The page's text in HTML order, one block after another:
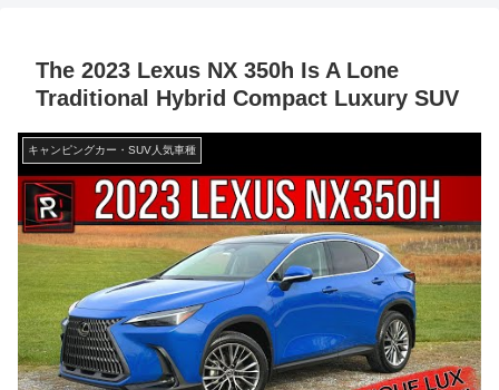
The 2023 Lexus NX 350h Is A Lone
Traditional Hybrid Compact Luxury SUV
キャンピングカー・SUV人気車種